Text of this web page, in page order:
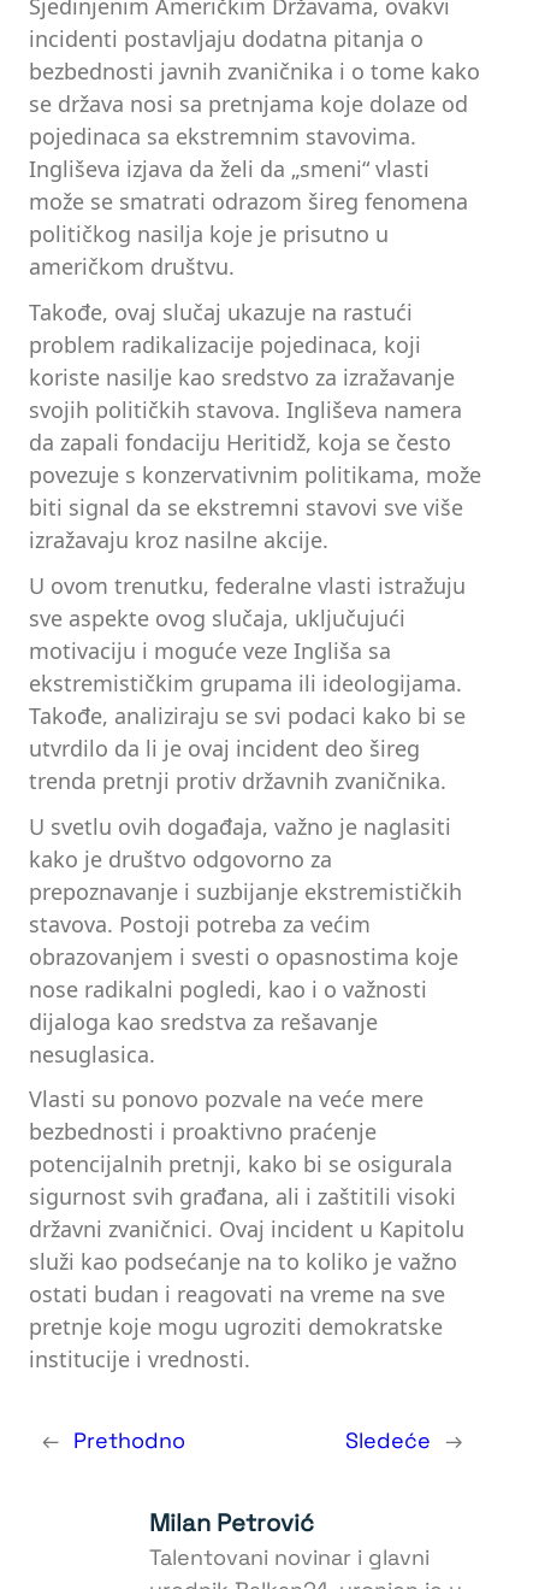
Sjedinjenim Američkim Državama, ovakvi
incidenti postavljaju dodatna pitanja o
bezbednosti javnih zvaničnika i o tome kako
se država nosi sa pretnjama koje dolaze od
pojedinaca sa ekstremnim stavovima.
Ingliševa izjava da želi da „smeni“ vlasti
može se smatrati odrazom šireg fenomena
političkog nasilja koje je prisutno u
američkom društvu.
Takođe, ovaj slučaj ukazuje na rastući
problem radikalizacije pojedinaca, koji
koriste nasilje kao sredstvo za izražavanje
svojih političkih stavova. Ingliševa namera
da zapali fondaciju Heritidž, koja se često
povezuje s konzervativnim politikama, može
biti signal da se ekstremni stavovi sve više
izražavaju kroz nasilne akcije.
U ovom trenutku, federalne vlasti istražuju
sve aspekte ovog slučaja, uključujući
motivaciju i moguće veze Ingliša sa
ekstremističkim grupama ili ideologijama.
Takođe, analiziraju se svi podaci kako bi se
utvrdilo da li je ovaj incident deo šireg
trenda pretnji protiv državnih zvaničnika.
U svetlu ovih događaja, važno je naglasiti
kako je društvo odgovorno za
prepoznavanje i suzbijanje ekstremističkih
stavova. Postoji potreba za većim
obrazovanjem i svesti o opasnostima koje
nose radikalni pogledi, kao i o važnosti
dijaloga kao sredstva za rešavanje
nesuglasica.
Vlasti su ponovo pozvale na veće mere
bezbednosti i proaktivno praćenje
potencijalnih pretnji, kako bi se osigurala
sigurnost svih građana, ali i zaštitili visoki
državni zvaničnici. Ovaj incident u Kapitolu
služi kao podsećanje na to koliko je važno
ostati budan i reagovati na vreme na sve
pretnje koje mogu ugroziti demokratske
institucije i vrednosti.
← Prethodno Sledeće →
Milan Petrović
Talentovani novinar i glavni